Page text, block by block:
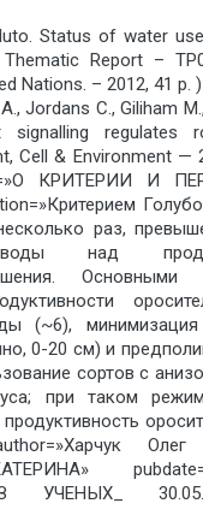
Status of water
Report –
Nations. – 2012, 41 p. )
Jordans C., Giliham
signalling regulates
Сell & Environment —
КРИТЕРИИ И
раз,
над
Основными
(~6),
0-20 см) и
сортов с
при таком
Олег
УЧЕНЫХ_